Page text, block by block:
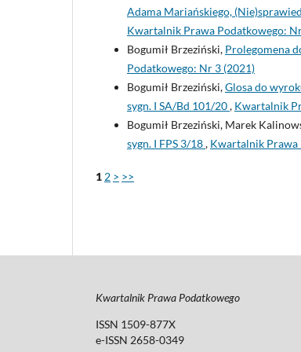
Adama Mariańskiego,
Kwartalnik Prawa Podatkowego:
Bogumił Brzeziński, Prolegomena
Podatkowego: Nr 3 (2021)
Bogumił Brzeziński,Glosa do
sygn. I SA/Bd 101/20, Kwartalnik
Bogumił Brzeziński, Marek
sygn. I FPS 3/18, Kwartalnik Prawa
1 2 > >>
Kwartalnik Prawa Podatkowego
ISSN 1509-877X
e-ISSN 2658-0349